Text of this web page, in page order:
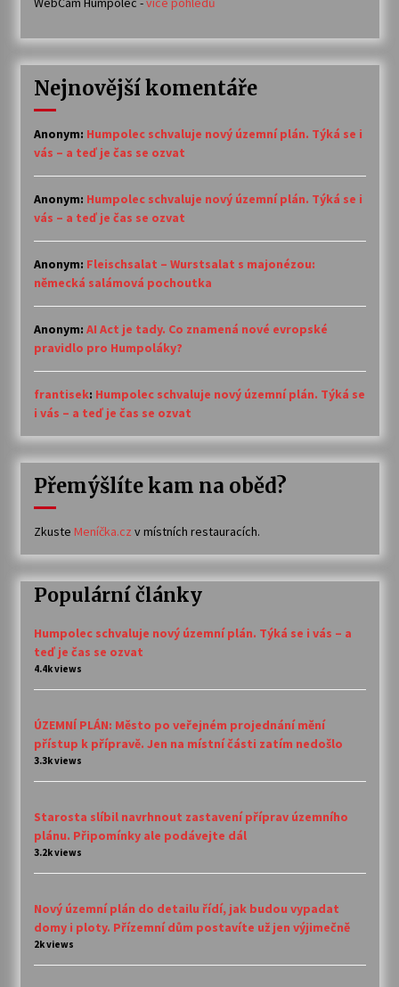
Nejnovější komentáře
Anonym: Humpolec schvaluje nový územní plán. Týká se i
vás – a teď je čas se ozvat
Anonym: Humpolec schvaluje nový územní plán. Týká se i
vás – a teď je čas se ozvat
Anonym: Fleischsalat – Wurstsalat s majonézou:
německá salámová pochoutka
Anonym: AI Act je tady. Co znamená nové evropské
pravidlo pro Humpoláky?
frantisek: Humpolec schvaluje nový územní plán. Týká se
i vás – a teď je čas se ozvat
Přemýšlíte kam na oběd?
Zkuste Meníčka.cz v místních restauracích.
Populární články
Humpolec schvaluje nový územní plán. Týká se i vás – a
teď je čas se ozvat
4.4k views
ÚZEMNÍ PLÁN: Město po veřejném projednání mění
přístup k přípravě. Jen na místní části zatím nedošlo
3.3k views
Starosta slíbil navrhnout zastavení příprav územního
plánu. Připomínky ale podávejte dál
3.2k views
Nový územní plán do detailu řídí, jak budou vypadat
domy i ploty. Přízemní dům postavíte už jen výjimečně
2k views